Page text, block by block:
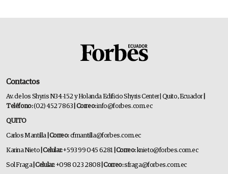
Contactos
Av. de los Shyris N34-152 y Holanda Edificio Shyris Center | Quito, Ecuador
Teléfono:(02) 452 7863 | Correo:info@forbes.com.ec
QUITO
Carlos Mantilla | Correo:cfmantilla@forbes.com.ec
Karina Nieto | Celular:+593 99 045 6281 | Correo: knieto@forbes.com.ec
Sol Fraga | Celular:+098 023 2808 | Correo:sfraga@forbes.com.ec